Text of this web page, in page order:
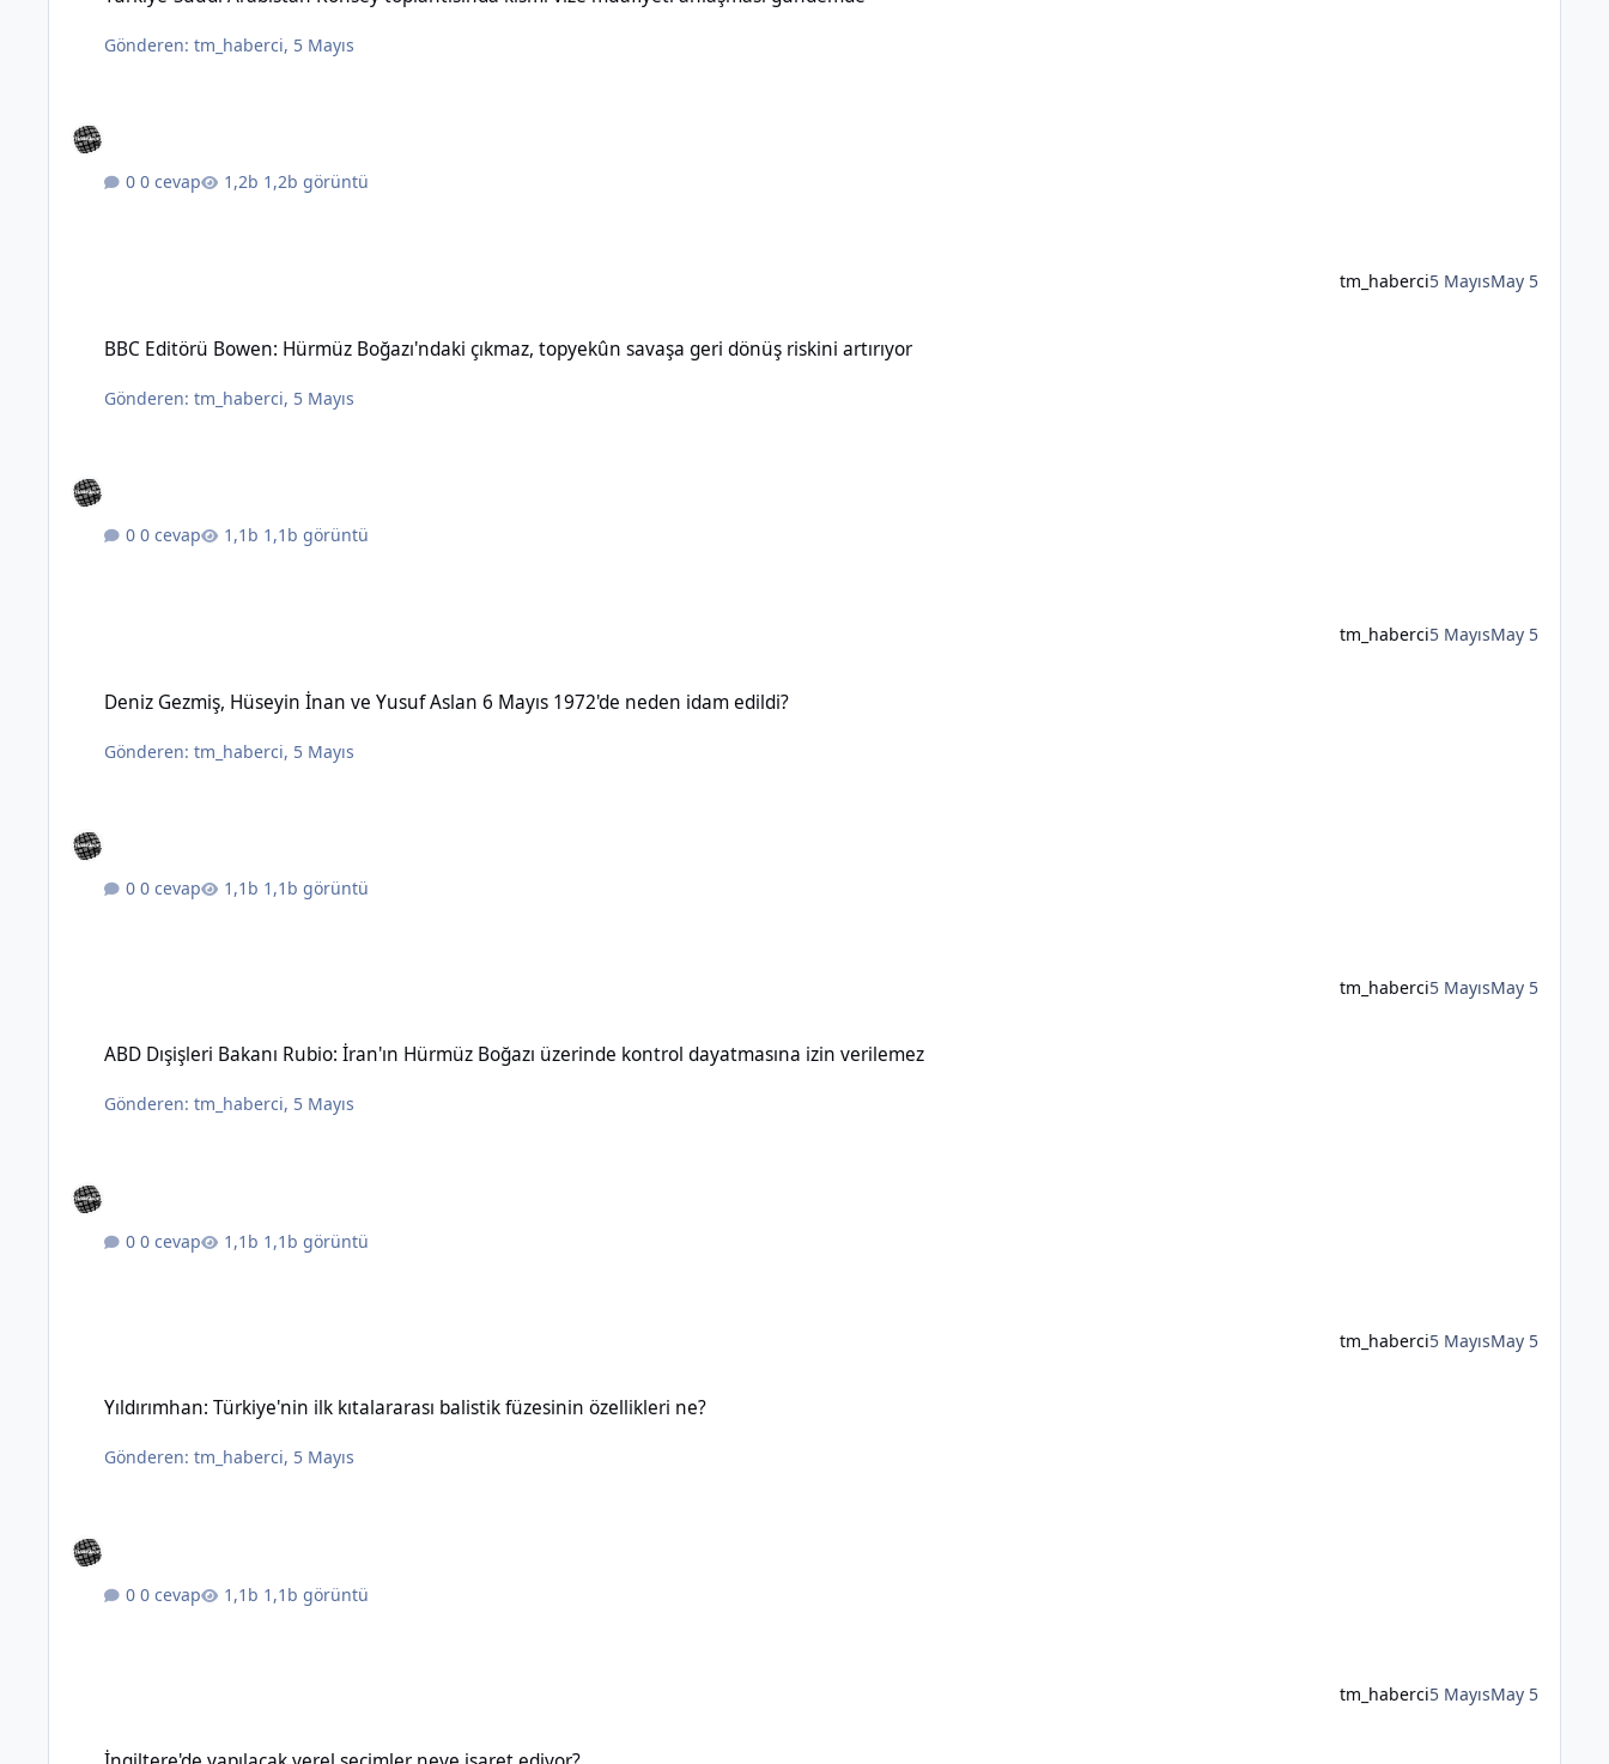
Gönderen:tm_haberci, 5 Mayıs
0 cevap 1,2b görüntü
tm_haberci5 MayısMay 5
BBC Editörü Bowen: Hürmüz Boğazı'ndaki çıkmaz, topyekûn savaşa geri dönüş riskini artırıyor
Gönderen:tm_haberci, 5 Mayıs
0 cevap 1,1b görüntü
tm_haberci5 MayısMay 5
Deniz Gezmiş, Hüseyin İnan ve Yusuf Aslan 6 Mayıs 1972'de neden idam edildi?
Gönderen:tm_haberci, 5 Mayıs
0 cevap 1,1b görüntü
tm_haberci5 MayısMay 5
ABD Dışişleri Bakanı Rubio: İran'ın Hürmüz Boğazı üzerinde kontrol dayatmasına izin verilemez
Gönderen:tm_haberci, 5 Mayıs
0 cevap 1,1b görüntü
tm_haberci5 MayısMay 5
Yıldırımhan: Türkiye'nin ilk kıtalararası balistik füzesinin özellikleri ne?
Gönderen:tm_haberci, 5 Mayıs
0 cevap 1,1b görüntü
tm_haberci5 MayısMay 5